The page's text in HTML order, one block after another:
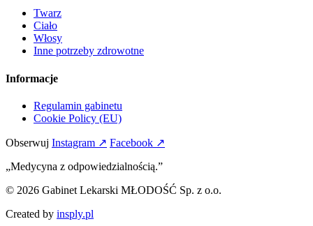
Twarz
Ciało
Włosy
Inne potrzeby zdrowotne
Informacje
Regulamin gabinetu
Cookie Policy (EU)
Obserwuj Instagram ↗ Facebook ↗
„Medycyna z odpowiedzialnością.”
© 2026 Gabinet Lekarski MŁODOŚĆ Sp. z o.o.
Created by insply.pl